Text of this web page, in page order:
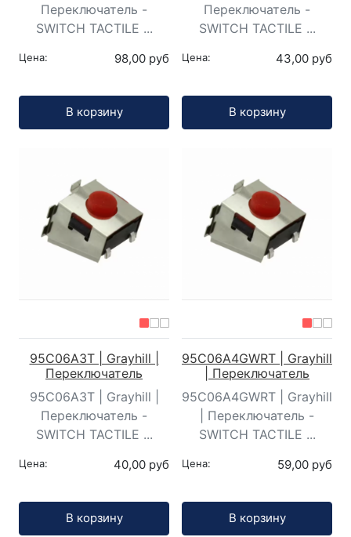
Переключатель -
SWITCH TACTILE ...
Цена: 98,00 руб
В корзину
Переключатель -
SWITCH TACTILE ...
Цена: 43,00 руб
В корзину
95C06A3T | Grayhill |
Переключатель
95C06A3T | Grayhill |
Переключатель -
SWITCH TACTILE ...
Цена: 40,00 руб
В корзину
95C06A4GWRT | Grayhill
| Переключатель
95C06A4GWRT | Grayhill
| Переключатель -
SWITCH TACTILE ...
Цена: 59,00 руб
В корзину